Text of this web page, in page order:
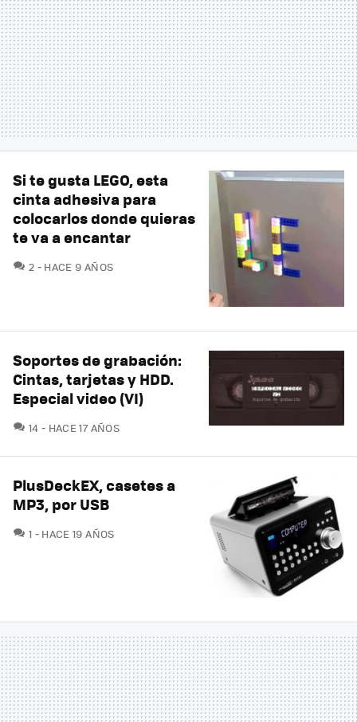
Si te gusta LEGO, esta
cinta adhesiva para
colocarlos donde quieras
te va a encantar
2 COMENTARIOS
HACE 9 AÑOS
Soportes de grabación:
Cintas, tarjetas y HDD.
Especial video (VI)
14 COMENTARIOS
HACE 17 AÑOS
PlusDeckEX, casetes a
MP3, por USB
1 COMENTARIOS
HACE 19 AÑOS